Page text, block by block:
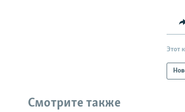
Этот
Смотрите также